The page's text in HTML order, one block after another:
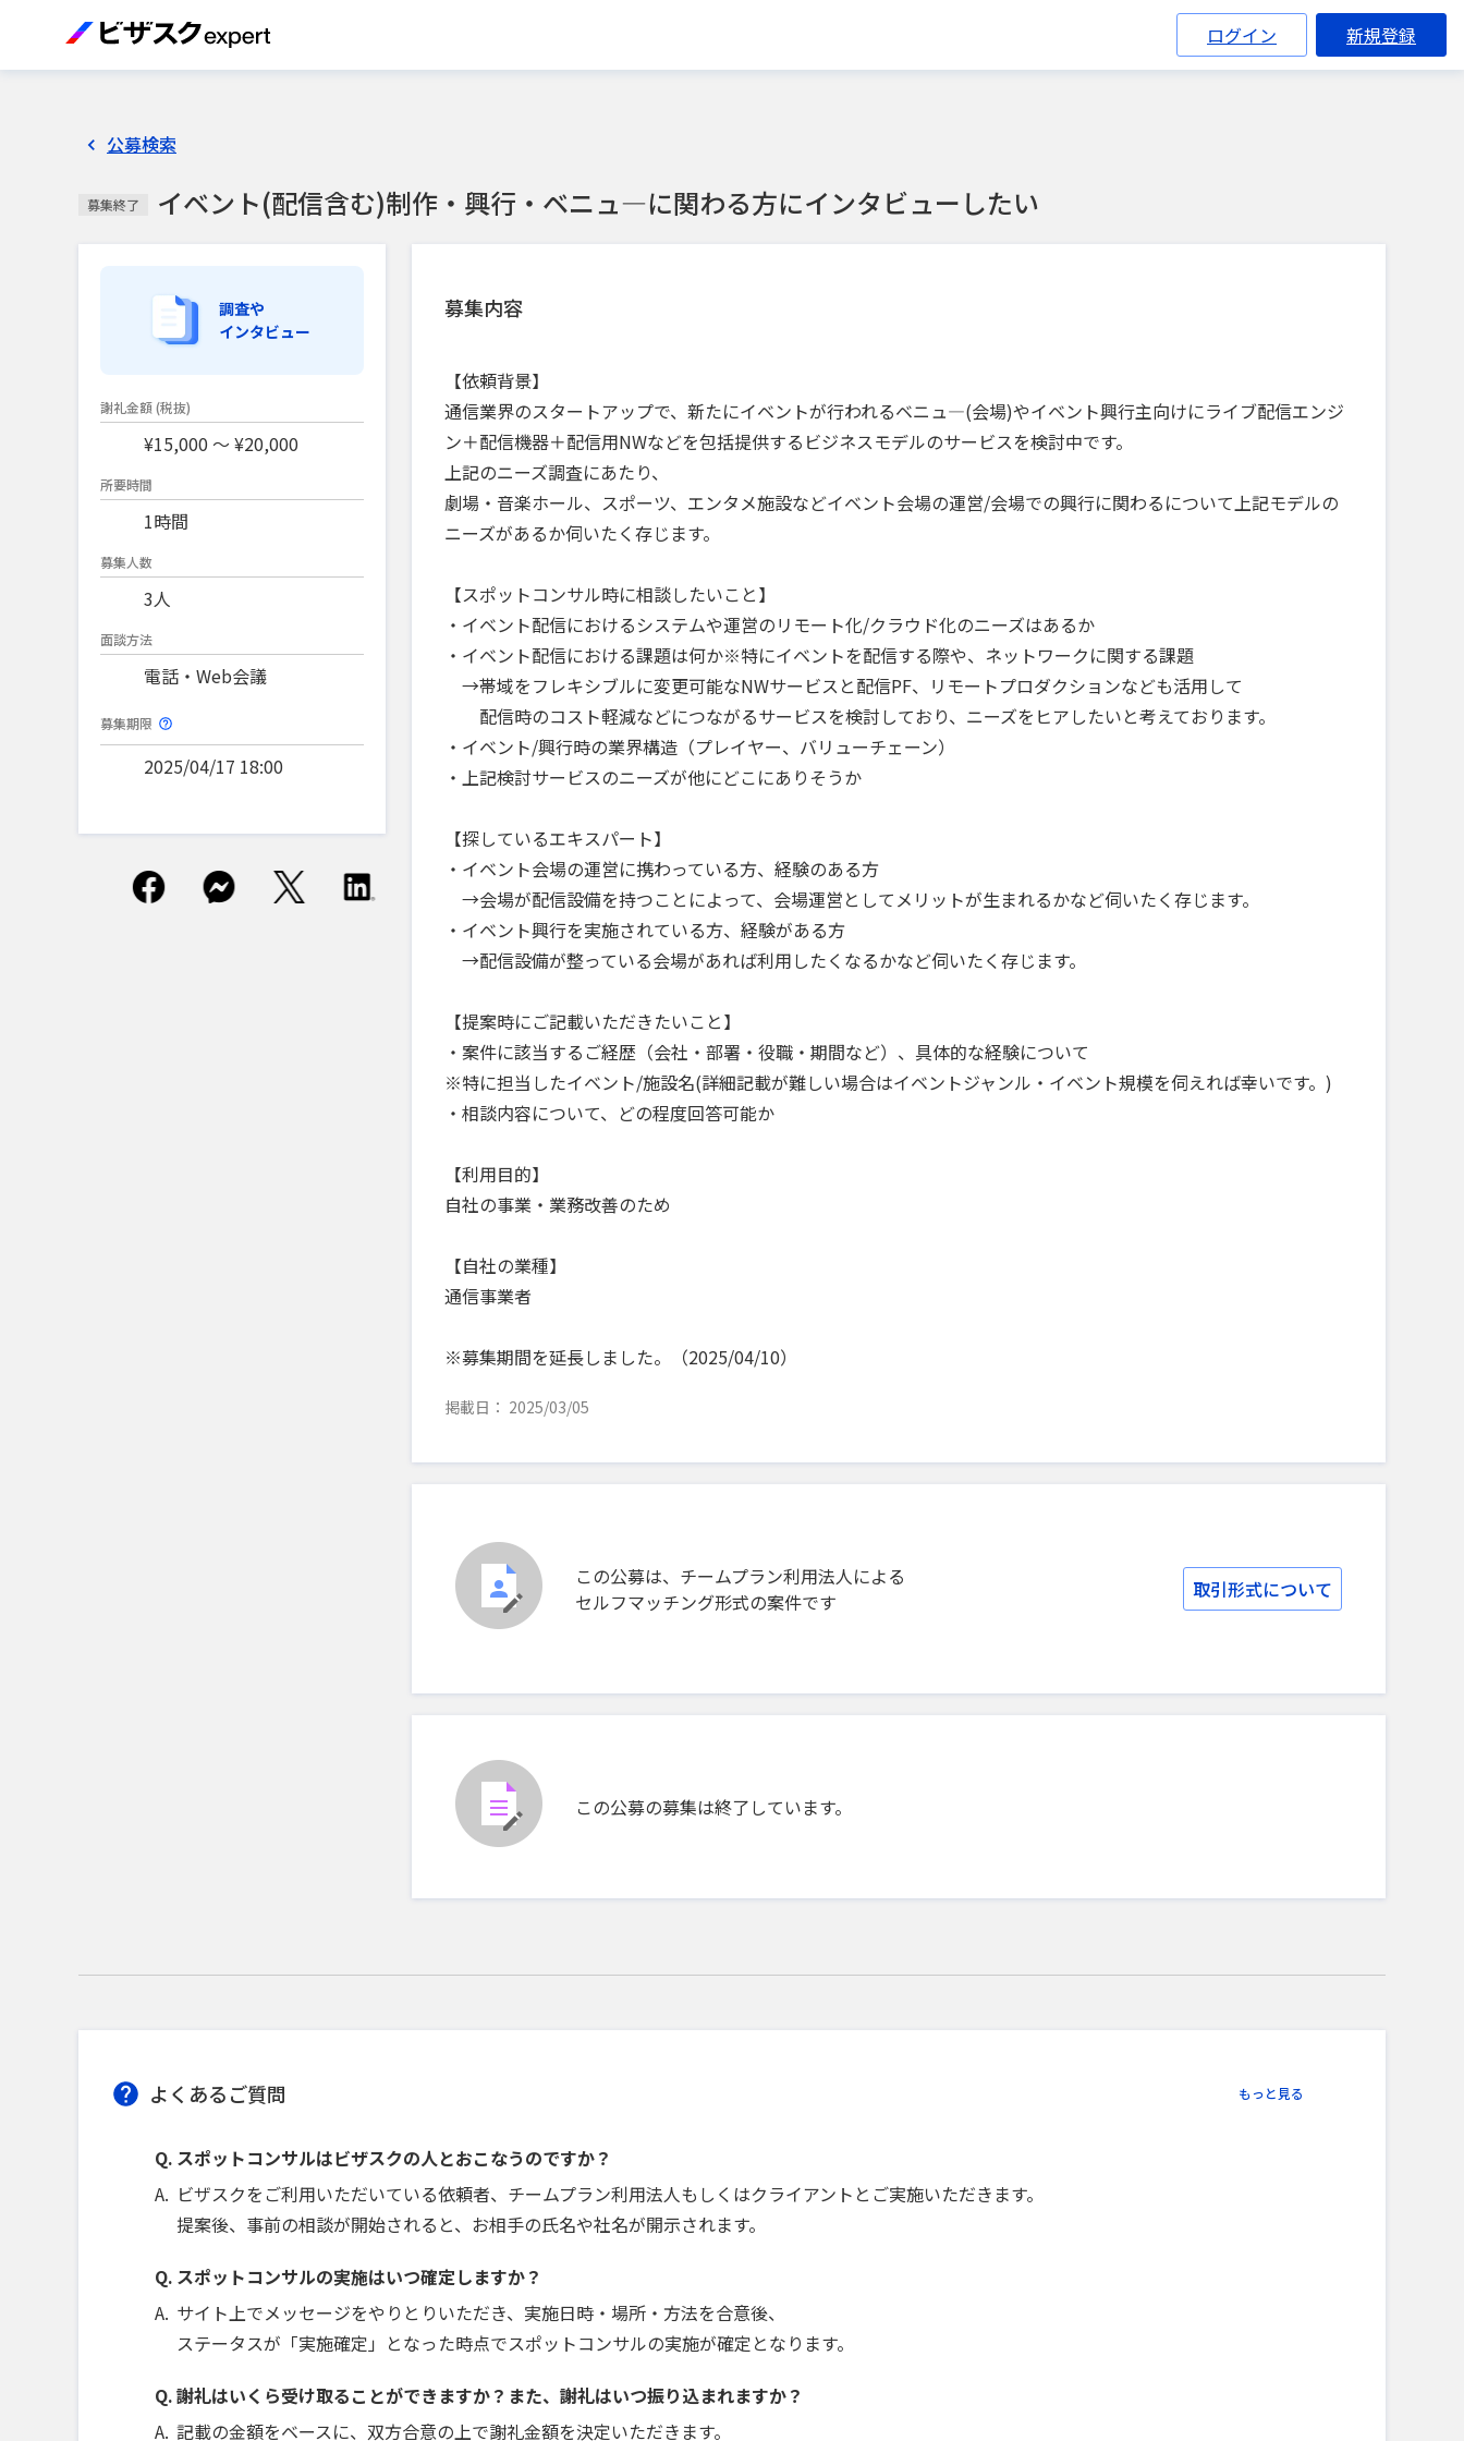
ログイン 新規登録
公募検索
募集終了 イベント(配信含む)制作・興行・ベニュ―に関わる方にインタビューしたい
調査や
インタビュー
謝礼金額(税抜)
¥15,000 〜 ¥20,000
所要時間
1時間
募集人数
3人
面談方法
電話・Web会議
募集期限
2025/04/17 18:00
募集内容
【依頼背景】
通信業界のスタートアップで、新たにイベントが行われるベニュ―(会場)やイベント興行主向けにライブ配信エンジ
ン＋配信機器＋配信用NWなどを包括提供するビジネスモデルのサービスを検討中です。
上記のニーズ調査にあたり、
劇場・音楽ホール、スポーツ、エンタメ施設などイベント会場の運営/会場での興行に関わるについて上記モデルの
ニーズがあるか伺いたく存じます。
【スポットコンサル時に相談したいこと】
・イベント配信におけるシステムや運営のリモート化/クラウド化のニーズはあるか
・イベント配信における課題は何か※特にイベントを配信する際や、ネットワークに関する課題
→帯域をフレキシブルに変更可能なNWサービスと配信PF、リモートプロダクションなども活用して
配信時のコスト軽減などにつながるサービスを検討しており、ニーズをヒアしたいと考えております。
・イベント/興行時の業界構造（プレイヤー、バリューチェーン）
・上記検討サービスのニーズが他にどこにありそうか
【探しているエキスパート】
・イベント会場の運営に携わっている方、経験のある方
→会場が配信設備を持つことによって、会場運営としてメリットが生まれるかなど伺いたく存じます。
・イベント興行を実施されている方、経験がある方
→配信設備が整っている会場があれば利用したくなるかなど伺いたく存じます。
【提案時にご記載いただきたいこと】
・案件に該当するご経歴（会社・部署・役職・期間など）、具体的な経験について
※特に担当したイベント/施設名(詳細記載が難しい場合はイベントジャンル・イベント規模を伺えれば幸いです。)
・相談内容について、どの程度回答可能か
【利用目的】
自社の事業・業務改善のため
【自社の業種】
通信事業者
※募集期間を延長しました。（2025/04/10）
掲載日： 2025/03/05
この公募は、チームプラン利用法人による
セルフマッチング形式の案件です
取引形式について
この公募の募集は終了しています。
よくあるご質問 もっと見る
スポットコンサルはビザスクの人とおこなうのですか？
ビザスクをご利用いただいている依頼者、チームプラン利用法人もしくはクライアントとご実施いただきます。
提案後、事前の相談が開始されると、お相手の氏名や社名が開示されます。
スポットコンサルの実施はいつ確定しますか？
サイト上でメッセージをやりとりいただき、実施日時・場所・方法を合意後、
ステータスが「実施確定」となった時点でスポットコンサルの実施が確定となります。
謝礼はいくら受け取ることができますか？また、謝礼はいつ振り込まれますか？
記載の金額をベースに、双方合意の上で謝礼金額を決定いただきます。